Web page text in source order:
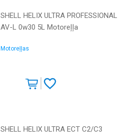
SHELL HELIX ULTRA PROFESSIONAL
AV-L 0w30 5L Motoreļļa
Motoreļļas
SHELL HELIX ULTRA ECT C2/C3